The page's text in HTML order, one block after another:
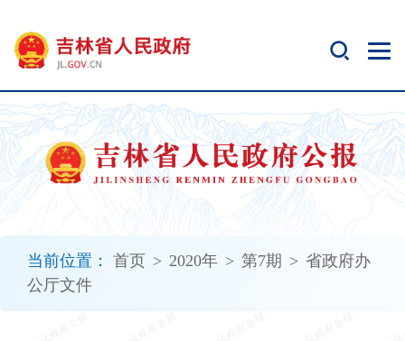
当前位置： 首页 > 2020年 > 第7期 > 省政府办
公厅文件
开
无
障
碍
说
明
加